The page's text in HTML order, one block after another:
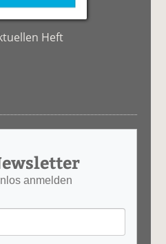
Heft
anmelden